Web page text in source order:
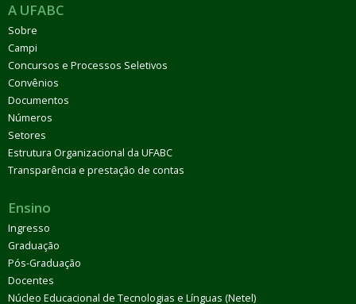
A UFABC
Sobre
Campi
Concursos e Processos Seletivos
Convênios
Documentos
Números
Setores
Estrutura Organizacional da UFABC
Transparência e prestação de contas
Ensino
Ingresso
Graduação
Pós-Graduação
Docentes
Núcleo Educacional de Tecnologias e Línguas (Netel)